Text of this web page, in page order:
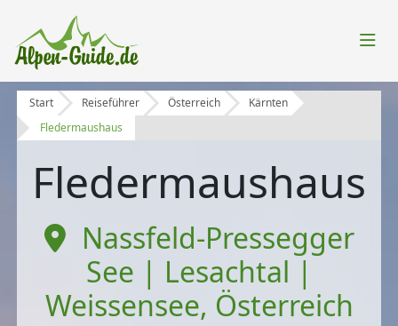
Start Reiseführer Österreich
Kärnten
Fledermaushaus
Fledermaushaus
Nassfeld-Pressegger
See | Lesachtal |
Weissensee, Österreich